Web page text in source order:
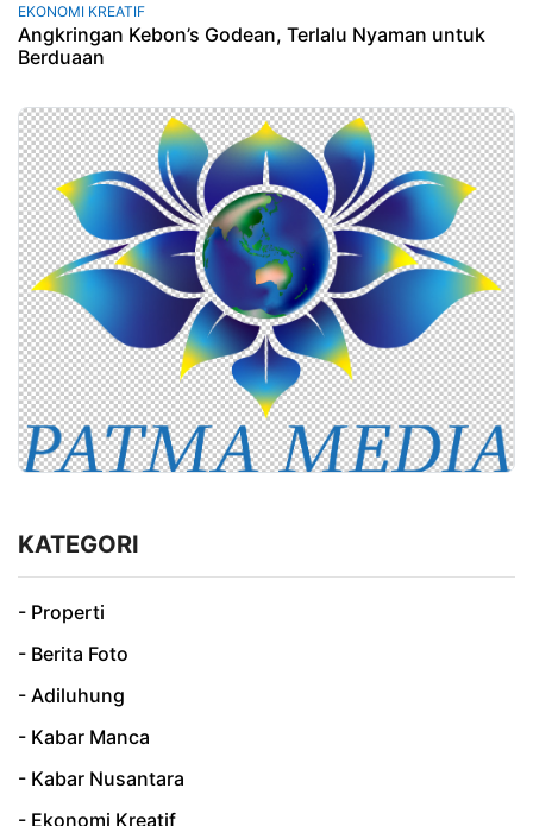
EKONOMI KREATIF
Angkringan Kebon’s Godean, Terlalu Nyaman untuk
Berduaan
KATEGORI
- Properti
- Berita Foto
- Adiluhung
- Kabar Manca
- Kabar Nusantara
- Ekonomi Kreatif